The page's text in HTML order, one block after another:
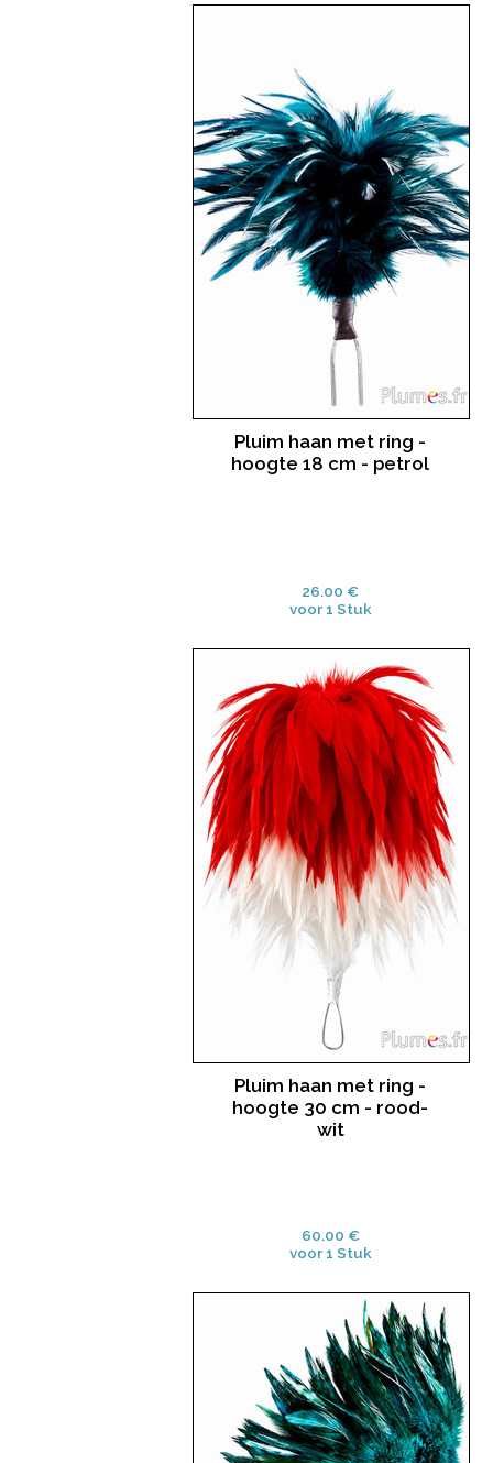
Pluim haan met ring -
hoogte 18 cm - petrol
26.00 €
voor 1 Stuk
Pluim haan met ring -
hoogte 30 cm - rood-
wit
60.00 €
voor 1 Stuk